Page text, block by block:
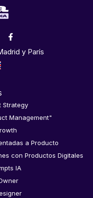
y París
Strategy
Management"
a Producto
con Productos Digitales
IA